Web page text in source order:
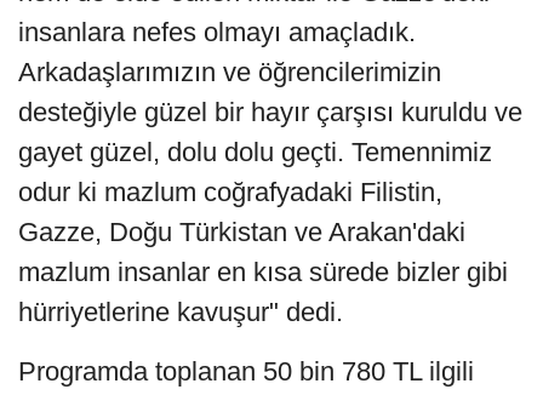
insanlara nefes olmayı amaçladık.
Arkadaşlarımızın ve öğrencilerimizin
desteğiyle güzel bir hayır çarşısı kuruldu ve
gayet güzel, dolu dolu geçti. Temennimiz
odur ki mazlum coğrafyadaki Filistin,
Gazze, Doğu Türkistan ve Arakan'daki
mazlum insanlar en kısa sürede bizler gibi
hürriyetlerine kavuşur" dedi.
Programda toplanan 50 bin 780 TL ilgili